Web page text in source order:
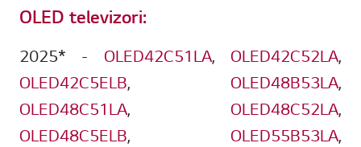
OLED televizori:
2025* - OLED42C51LA, OLED42C52LA,
OLED42C5ELB, OLED48B53LA,
OLED48C51LA, OLED48C52LA,
OLED48C5ELB, OLED55B53LA,